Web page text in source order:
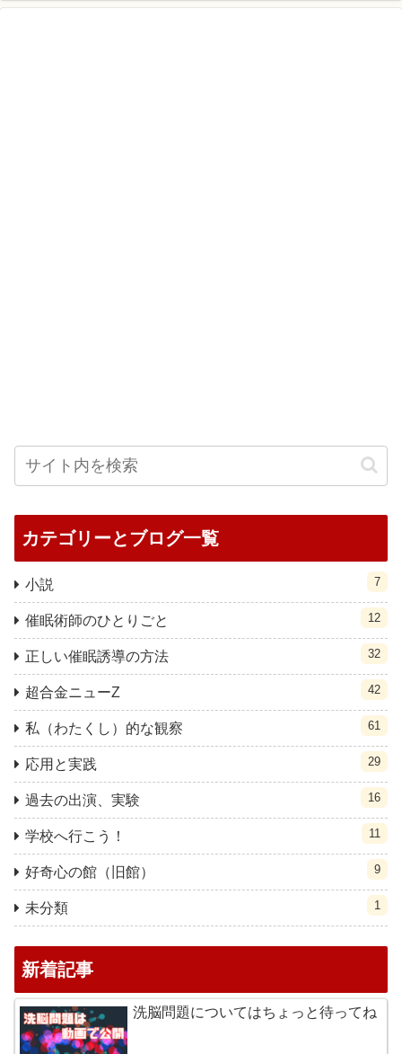
カテゴリーとブログ一覧
小説 7
催眠術師のひとりごと 12
正しい催眠誘導の方法 32
超合金ニューZ 42
私（わたくし）的な観察 61
応用と実践 29
過去の出演、実験 16
学校へ行こう！ 11
好奇心の館（旧館） 9
未分類 1
新着記事
洗脳問題についてはちょっと待ってね